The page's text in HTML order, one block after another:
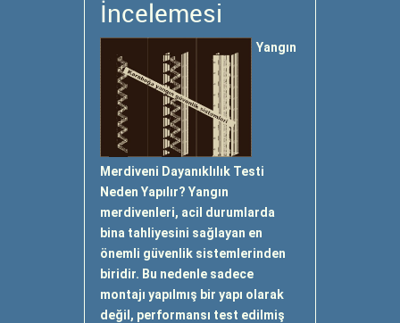
İncelemesi
Yangın
Merdiveni Dayanıklılık Testi
Neden Yapılır? Yangın
merdivenleri, acil durumlarda
bina tahliyesini sağlayan en
önemli güvenlik sistemlerinden
biridir. Bu nedenle sadece
montajı yapılmış bir yapı olarak
değil, performansı test edilmiş